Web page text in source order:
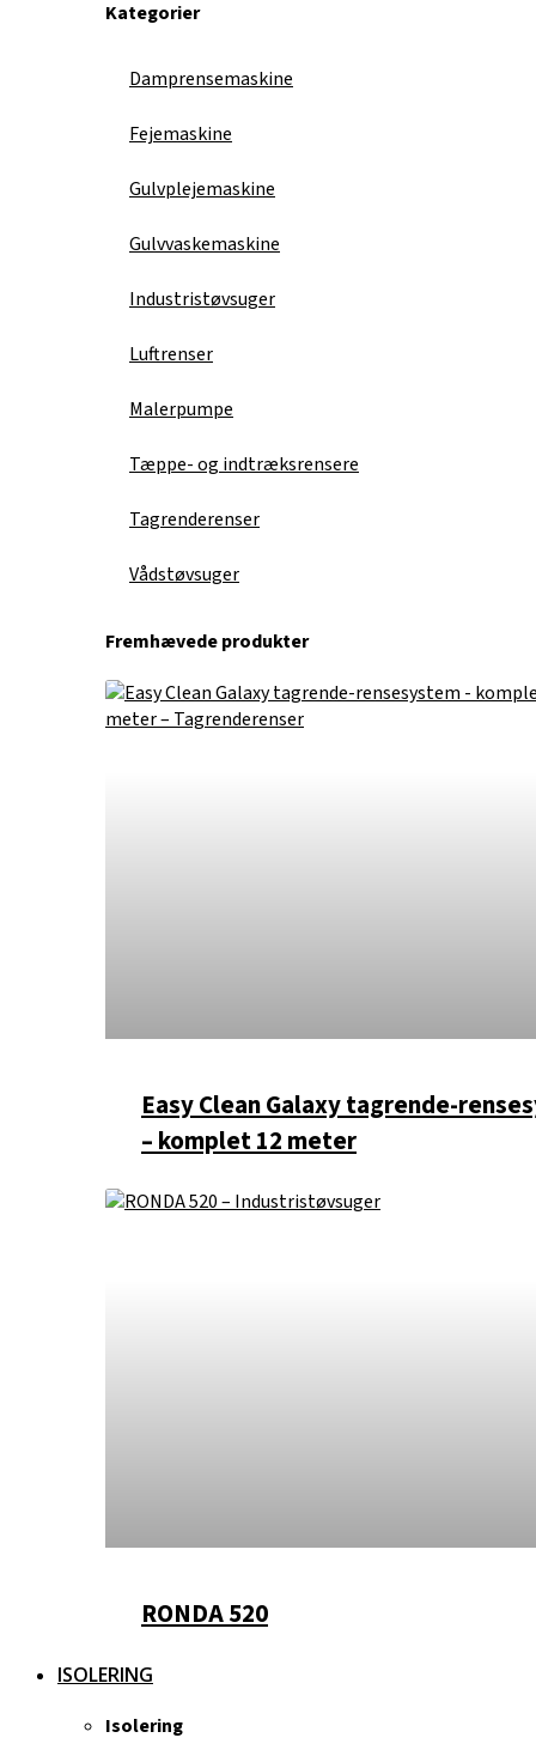
Kategorier
Damprensemaskine
Fejemaskine
Gulvplejemaskine
Gulvvaskemaskine
Industristøvsuger
Luftrenser
Malerpumpe
Tæppe- og indtræksrensere
Tagrenderenser
Vådstøvsuger
Fremhævede produkter
Easy Clean Galaxy tagrende-
– komplet 12 meter
RONDA 520
ISOLERING
Isolering